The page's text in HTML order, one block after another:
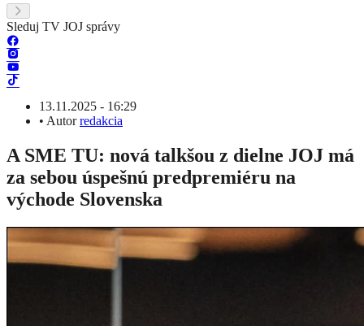
Sleduj TV JOJ správy
13.11.2025 - 16:29
• Autorredakcia
A SME TU: nová talkšou z dielne JOJ má
za sebou úspešnú predpremiéru na
východe Slovenska